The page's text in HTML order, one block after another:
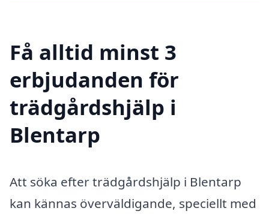
Få alltid minst 3
erbjudanden för
trädgårdshjälp i
Blentarp
Att söka efter trädgårdshjälp i Blentarp
kan kännas överväldigande, speciellt med